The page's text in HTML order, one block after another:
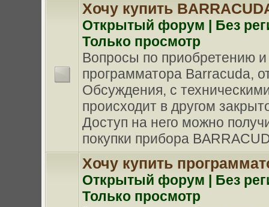
Хочу купить
Oткрытый форум | Без
Только просмотр
Вопросы по приобретению
программатора Barracuda,
Обсуждения, с
происходит в другом
Доступ на него можно
покупки прибора
Хочу купить
Oткрытый форум | Без
Только просмотр